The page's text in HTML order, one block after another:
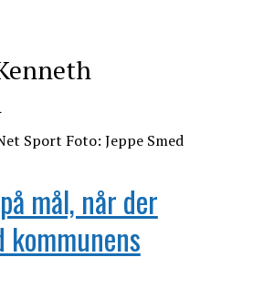
mål, når der
kommunens